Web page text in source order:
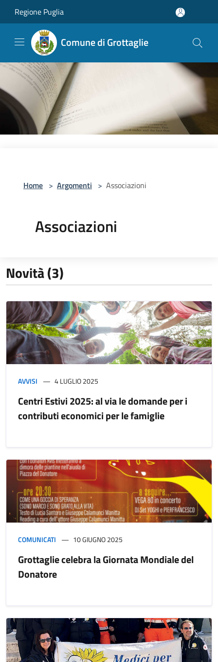
Regione Puglia
Comune di Grottaglie
Home > Argomenti > Associazioni
Associazioni
Novità (3)
AVVISI 4 LUGLIO 2025
Centri Estivi 2025: al via le domande per i
contributi economici per le famiglie
COMUNICATI 10 GIUGNO 2025
Grottaglie celebra la Giornata Mondiale del
Donatore